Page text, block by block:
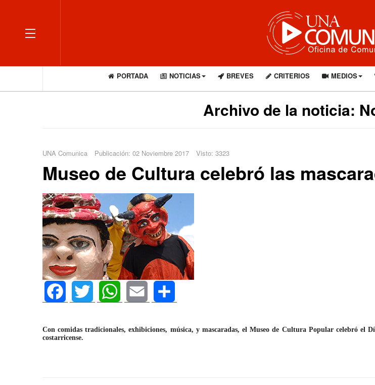
OFF CANVAS
PORTADA NOTICIAS BREVES CRITERIOS MEDIOS
Archivo de la noticia:
UNA Comunica Publicación: 02 Noviembre 2017 Visto: 3323
Museo de Cultura celebró las
Con comidas tradicionales, exhibiciones, música, y mascaradas, el Museo de Cultura Popular celebró el
costarricense.